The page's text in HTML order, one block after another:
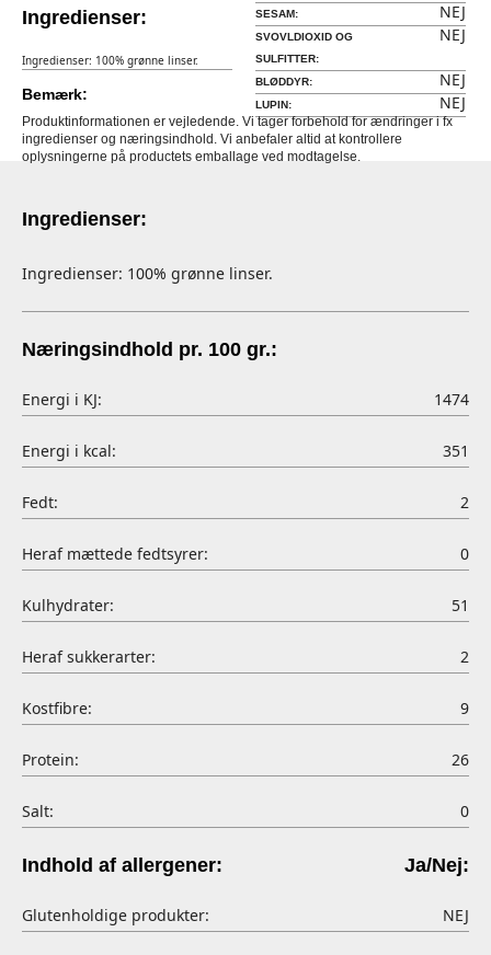
Ingredienser:
Ingredienser: 100% grønne linser.
SESAM: NEJ
SVOVLDIOXID OG
SULFITTER:
NEJ
BLØDDYR: NEJ
LUPIN: NEJ
Bemærk:
Produktinformationen er vejledende. Vi tager forbehold for ændringer i fx
ingredienser og næringsindhold. Vi anbefaler altid at kontrollere
oplysningerne på productets emballage ved modtagelse.
Ingredienser:
Ingredienser: 100% grønne linser.
Næringsindhold pr. 100 gr.:
Energi i KJ: 1474
Energi i kcal: 351
Fedt: 2
Heraf mættede fedtsyrer: 0
Kulhydrater: 51
Heraf sukkerarter: 2
Kostfibre: 9
Protein: 26
Salt: 0
Indhold af allergener: Ja/Nej:
Glutenholdige produkter: NEJ